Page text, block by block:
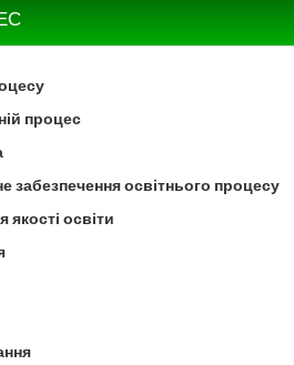
процес
забезпечення освітнього процесу
освіти